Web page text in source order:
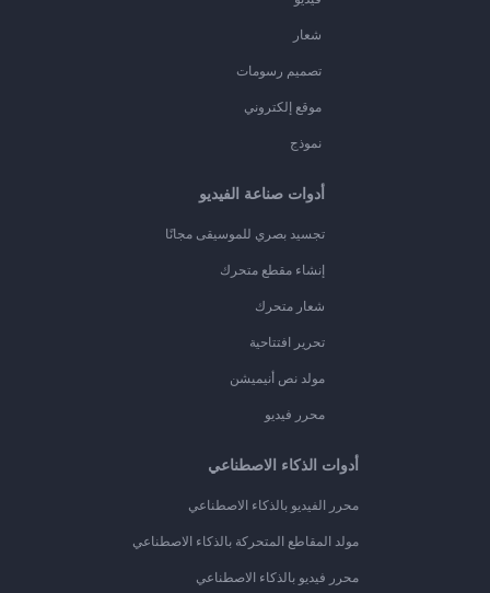
شعار
تصميم رسومات
موقع إلكتروني
نموذج
أدوات صناعة الفيديو
تجسيد بصري للموسيقى مجانًا
إنشاء مقطع متحرك
شعار متحرك
تحرير افتتاحية
مولد نص أنيميشن
محرر فيديو
أدوات الذكاء الاصطناعي
محرر الفيديو بالذكاء الاصطناعي
مولد المقاطع المتحركة بالذكاء الاصطناعي
محرر فيديو بالذكاء الاصطناعي